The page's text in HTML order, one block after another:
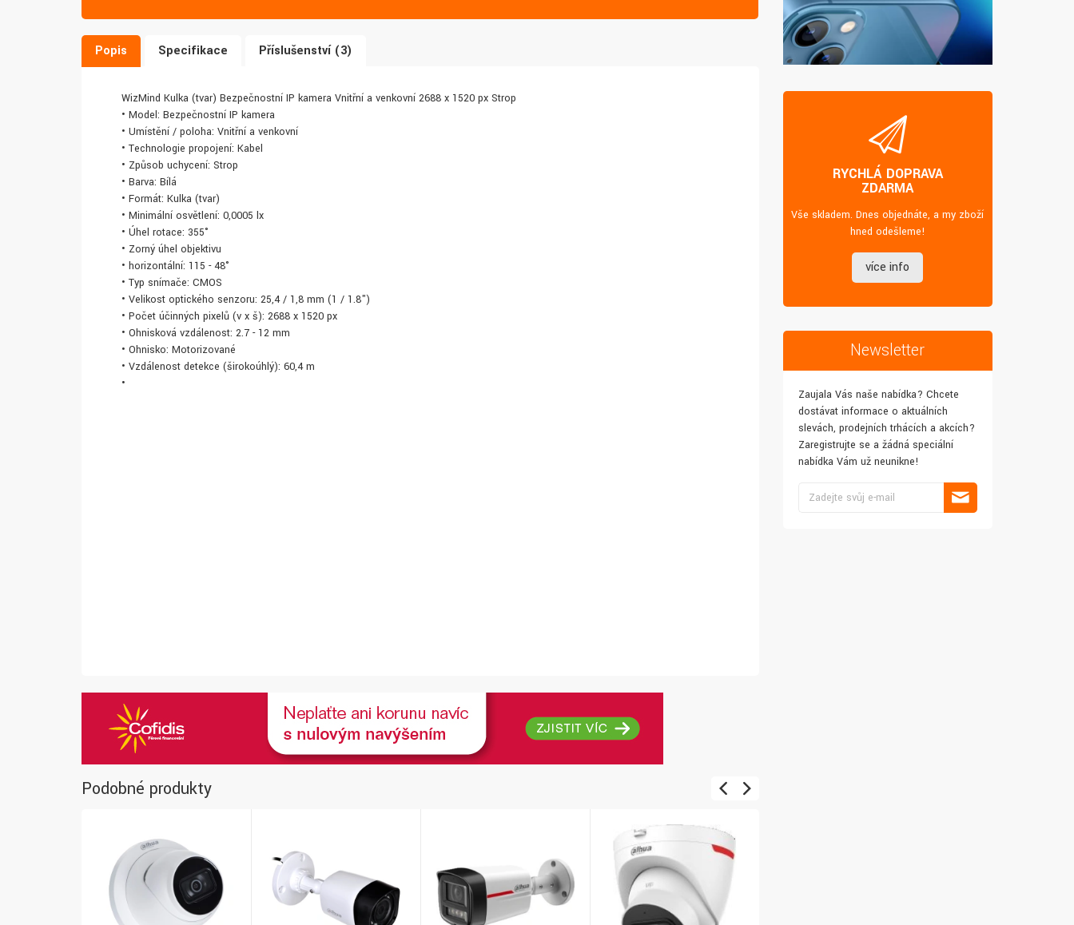
Popis Specifikace Příslušenství (3)
WizMind Kulka (tvar) Bezpečnostní IP kamera Vnitřní a venkovní 2688 x 1520 px Strop
• Model: Bezpečnostní IP kamera
• Umístění / poloha: Vnitřní a venkovní
• Technologie propojení: Kabel
• Způsob uchycení: Strop
• Barva: Bílá
• Formát: Kulka (tvar)
• Minimální osvětlení: 0,0005 lx
• Úhel rotace: 355°
• Zorný úhel objektivu
• horizontální: 115 - 48°
• Typ snímače: CMOS
• Velikost optického senzoru: 25,4 / 1,8 mm (1 / 1.8")
• Počet účinných pixelů (v x š): 2688 x 1520 px
• Ohnisková vzdálenost: 2.7 - 12 mm
• Ohnisko: Motorizované
• Vzdálenost detekce (širokoúhlý): 60,4 m
•
Podobné produkty
RYCHLÁ DOPRAVA
ZDARMA
Vše skladem. Dnes objednáte, a my zboží
hned odešleme!
více info
Newsletter
Zaujala Vás naše nabídka? Chcete
dostávat informace o aktuálních
slevách, prodejních trhácích a akcích?
Zaregistrujte se a žádná speciální
nabídka Vám už neunikne!